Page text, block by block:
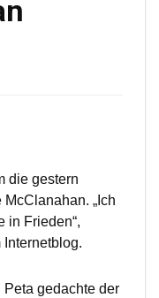
die gestern
„Ich
in Frieden“,
gedachte der